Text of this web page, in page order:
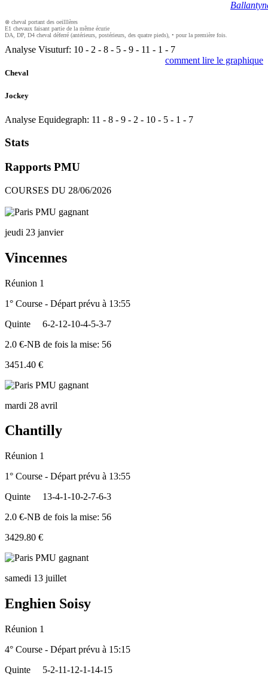
⊗ cheval portant des oeilllères
E1 chevaux faisant partie de la même écurie
DA, DP, D4 cheval déferré (antérieurs, postérieurs, des quatre pieds), • pour la première fois.
Analyse Visuturf: 10 - 2 - 8 - 5 - 9 - 11 - 1 - 7
comment lire le graphique
Cheval
Jockey
Analyse Equidegraph: 11 - 8 - 9 - 2 - 10 - 5 - 1 - 7
Stats
Rapports PMU
COURSES DU 28/06/2026
jeudi 23 janvier
Vincennes
Réunion 1
1° Course - Départ prévu à 13:55
Quinte
6-2-12-10-4-5-3-7
2.0 €-NB de fois la mise: 56
3451.40 €
mardi 28 avril
Chantilly
Réunion 1
1° Course - Départ prévu à 13:55
Quinte
13-4-1-10-2-7-6-3
2.0 €-NB de fois la mise: 56
3429.80 €
samedi 13 juillet
Enghien Soisy
Réunion 1
4° Course - Départ prévu à 15:15
Quinte
5-2-11-12-1-14-15